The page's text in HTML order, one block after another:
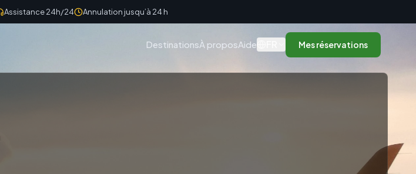
Assistance 24h/24 Annulation jusqu’à 24 h
DestinationsÀ proposAide Mes réservations